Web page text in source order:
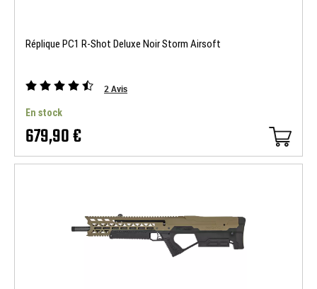
Réplique PC1 R-Shot Deluxe Noir Storm Airsoft
2Avis
En stock
679,90 €